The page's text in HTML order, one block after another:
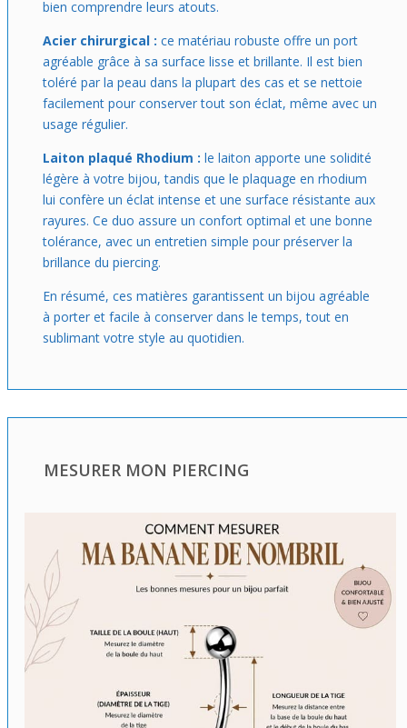
bien comprendre leurs atouts.
Acier chirurgical : ce matériau robuste offre un port
agréable grâce à sa surface lisse et brillante. Il est bien
toléré par la peau dans la plupart des cas et se nettoie
facilement pour conserver tout son éclat, même avec un
usage régulier.
Laiton plaqué Rhodium : le laiton apporte une solidité
légère à votre bijou, tandis que le plaquage en rhodium
lui confère un éclat intense et une surface résistante aux
rayures. Ce duo assure un confort optimal et une bonne
tolérance, avec un entretien simple pour préserver la
brillance du piercing.
En résumé, ces matières garantissent un bijou agréable
à porter et facile à conserver dans le temps, tout en
sublimant votre style au quotidien.
MESURER MON PIERCING